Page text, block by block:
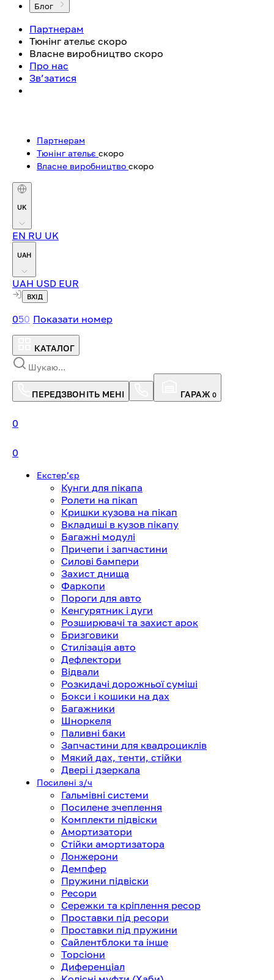
Блог
Партнерам
Тюнінг ательє скоро
Власне виробництво скоро
Про нас
Зв’затися
Партнерам
Тюнінг ательє скоро
Власне виробництво скоро
UK
EN RU UK
UAH
UAH USD EUR
ВХІД
050 Показати номер
КАТАЛОГ
ПЕРЕДЗВОНІТЬ МЕНІ ГАРАЖ 0
0
0
Екстерʼєр
Кунги для пікапа
Ролети на пікап
Кришки кузова на пікап
Вкладиші в кузов пікапу
Багажні модулі
Причепи і запчастини
Силові бампери
Захист днища
Фаркопи
Пороги для авто
Кенгурятник і дуги
Розширювачі та захист арок
Бризговики
Стилізація авто
Дефлектори
Відвали
Розкидачі дорожньої суміші
Бокси і кошики на дах
Багажники
Шноркеля
Паливні баки
Запчастини для квадроциклів
Мякий дах, тенти, стійки
Двері і дзеркала
Посилені з/ч
Гальмівні системи
Посилене зчеплення
Комплекти підвіски
Амортизатори
Стійки амортизатора
Лонжерони
Демпфер
Пружини підвіски
Ресори
Сережки та кріплення ресор
Проставки під ресори
Проставки під пружини
Сайлентблоки та інше
Торсіони
Диференціал